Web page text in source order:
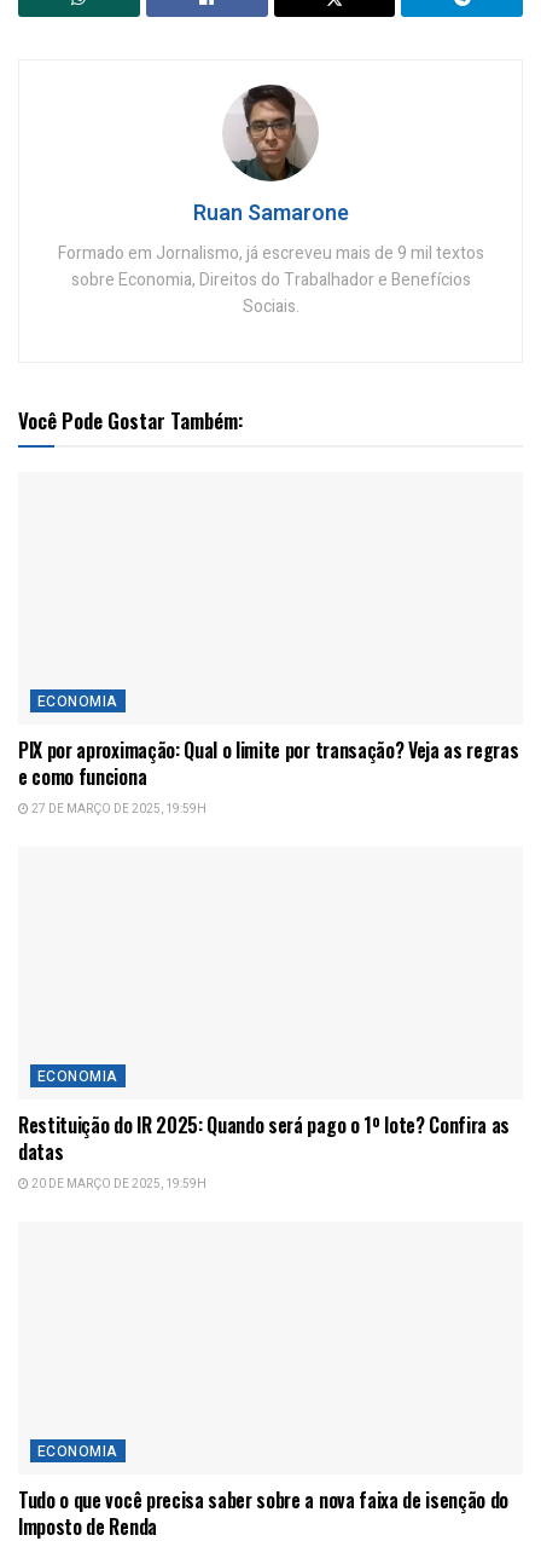
Ruan Samarone
Formado em Jornalismo, já escreveu mais de 9 mil textos
sobre Economia, Direitos do Trabalhador e Benefícios
Sociais.
Você Pode Gostar Também:
ECONOMIA
PIX por aproximação: Qual o limite por transação? Veja as regras
e como funciona
27 DE MARÇO DE 2025, 19:59H
ECONOMIA
Restituição do IR 2025: Quando será pago o 1º lote? Confira as
datas
20 DE MARÇO DE 2025, 19:59H
ECONOMIA
Tudo o que você precisa saber sobre a nova faixa de isenção do
Imposto de Renda